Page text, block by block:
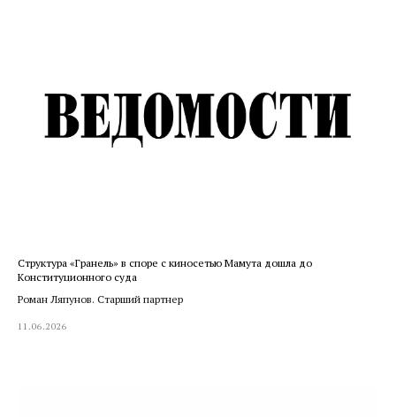
Структура «Гранель» в споре с киносетью Мамута дошла до
Конституционного суда
Роман Ляпунов. Старший партнер
11.06.2026